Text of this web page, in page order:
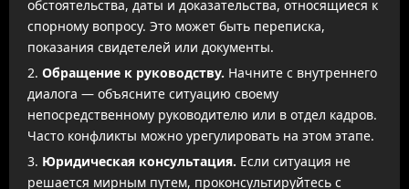
обстоятельства, даты и доказательства, относящиеся к
спорному вопросу. Это может быть переписка,
показания свидетелей или документы.
Обращение к руководству. Начните с внутреннего
диалога — объясните ситуацию своему
непосредственному руководителю или в отдел кадров.
Часто конфликты можно урегулировать на этом этапе.
Юридическая консультация. Если ситуация не
решается мирным путем, проконсультируйтесь с